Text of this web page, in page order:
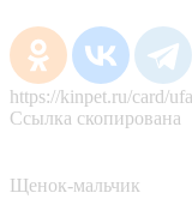
https://kinpet.ru/card/
Ссылка скопирована
Щенок-мальчик